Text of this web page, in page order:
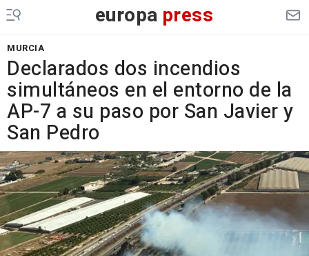
europa press
MURCIA
Declarados dos incendios
simultáneos en el entorno de la
AP-7 a su paso por San Javier y
San Pedro